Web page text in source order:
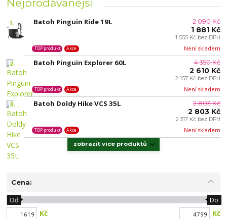
Nejprodávanější
1. Batoh Pinguin Ride 19L
Není skladem
TOP produkt Akce
2 090 Kč
1 881 Kč
1 555 Kč bez DPH
2. Batoh Pinguin Explorer 60L
Není skladem
TOP produkt Akce
4 350 Kč
2 610 Kč
2 157 Kč bez DPH
3. Batoh Doldy Hike VCS 35L
Není skladem
TOP produkt Akce
2 803 Kč
2 803 Kč
2 317 Kč bez DPH
zobrazit více produktů
Cena:
Kč
Od Do
Kč